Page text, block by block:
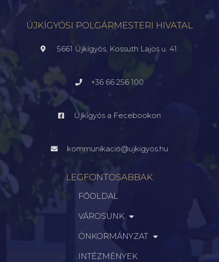
ÚJKÍGYÓSI POLGÁRMESTERI HIVATAL
5661 Újkígyós, Kossuth Lajos u. 41.
+36 66 256 100
Újkígyós a Fecebookon
kommunikacio@ujkigyos.hu
LEGFONTOSABBAK
FŐOLDAL
VÁROSUNK
ÖNKORMÁNYZAT
INTÉZMÉNYEK